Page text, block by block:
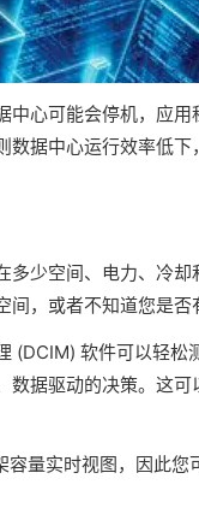
中心可能会停机，应
数据中心运行效率低
多少空间、电力、冷
，或者不知道您是否
(DCIM) 软件可以轻
数据驱动的决策。这
量实时视图，因此您